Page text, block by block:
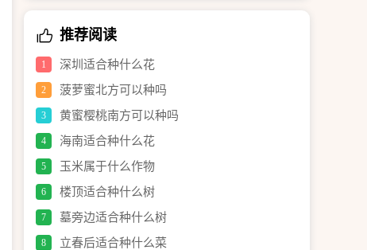
推荐阅读
1 深圳适合种什么花
2 菠萝蜜北方可以种吗
3 黄蜜樱桃南方可以种吗
4 海南适合种什么花
5 玉米属于什么作物
6 楼顶适合种什么树
7 墓旁边适合种什么树
8 立春后适合种什么菜